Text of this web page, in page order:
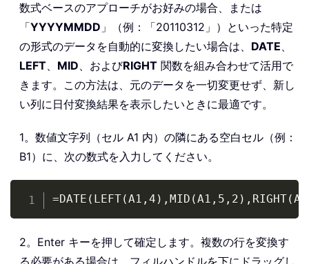
数式ベースのアプローチがお好みの場合、または
「YYYYMMDD 」（例：「20110312」）といった特定
の形式のデータを自動的に変換したい場合は、 DATE、
LEFT、 MID、およびRIGHT 関数を組み合わせて活用で
きます。この方法は、元のデータを一切変更せず、新し
い列に日付変換結果を表示したいときに最適です。
1。数値文字列（セル A1 内）の隣にある空白セル（例：
B1）に、次の数式を入力してください。
Copy
2。Enter キーを押して確定します。複数の行を変換す